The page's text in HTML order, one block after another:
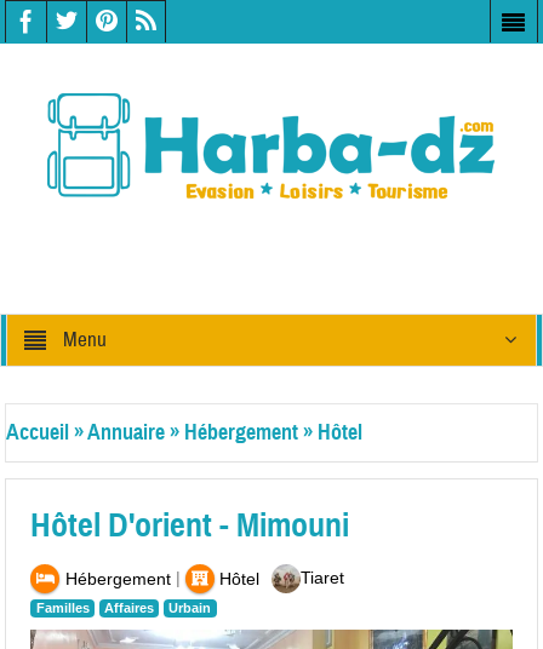
Menu
Accueil»Annuaire» Hébergement» Hôtel
Hôtel D'orient - Mimouni
Hébergement| Hôtel
Familles Affaires Urbain
Tiaret